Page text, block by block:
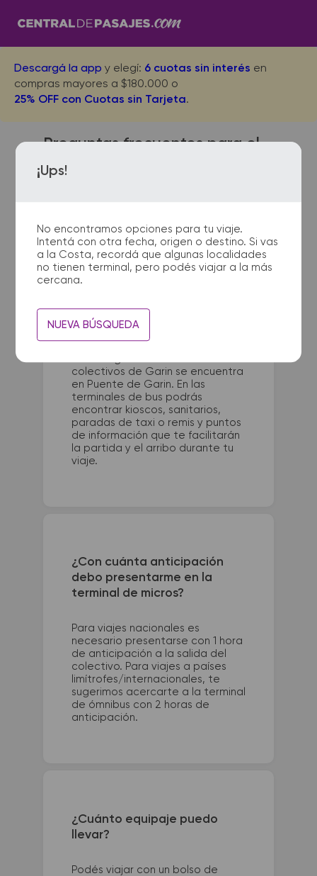
Descargá la app y elegí: 6 cuotas sin interés en
compras mayores a $180.000 o
25% OFF con Cuotas sin Tarjeta.
¡Ups!
No encontramos opciones para tu viaje.
Intentá con otra fecha, origen o destino. Si vas
a la Costa, recordá que algunas localidades
no tienen terminal, pero podés viajar a la más
cercana.
NUEVA BÚSQUEDA
Preguntas frecuentes para el
viaje desde San Bernardo a
Garin
¿Dónde quedan las
terminales de micro de San
Bernardo a Garin?
La terminal de ómnibus de San
colectivos de Garin se encuentra
en Puente de Garin. En las
terminales de bus podrás
encontrar kioscos, sanitarios,
paradas de taxi o remis y puntos
de información que te facilitarán
la partida y el arribo durante tu
viaje.
¿Con cuánta anticipación
debo presentarme en la
terminal de micros?
Para viajes nacionales es
necesario presentarse con 1 hora
de anticipación a la salida del
colectivo. Para viajes a países
limítrofes/internacionales, te
sugerimos acercarte a la terminal
de ómnibus con 2 horas de
anticipación.
¿Cuánto equipaje puedo
llevar?
Podés viajar con un bolso de